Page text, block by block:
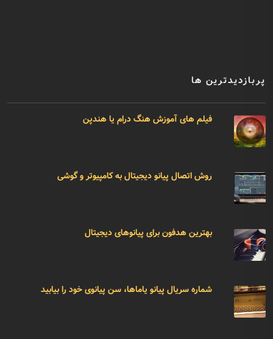
پربازدیدترین ها
فیلم های آموزش هنگ درام یا هندپن
روش اتصال پیانو دیجیتال به کامپیوتر و گوشی
بهترین هدفون برای پیانوهای دیجیتال
شماره سریال پیانو یاماها، سن پیانوی خود را بیابید